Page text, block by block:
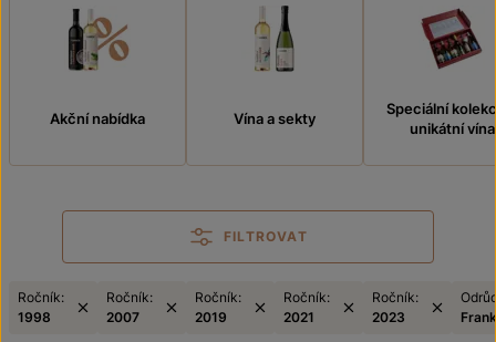
Akční nabídka Vína a sekty
Speciální
unikátní vína
FILTROVAT
Ročník:
1998
Ročník:
2007
Ročník:
2019
Ročník:
2021
Ročník:
2023